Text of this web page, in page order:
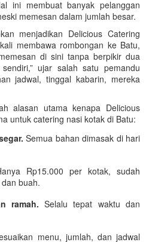
ini membuat banyak pelanggan
memesan dalam jumlah besar.
menjadikan Delicious Catering
membawa rombongan ke Batu,
di sini tanpa berpikir dua
ujar salah satu pemandu
jadwal, tinggal kabarin, mereka
alasan utama kenapa Delicious
untuk catering nasi kotak di Batu:
Semua bahan dimasak di hari
Rp15.000 per kotak, sudah
buah.
ramah. Selalu tepat waktu dan
menu, jumlah, dan jadwal